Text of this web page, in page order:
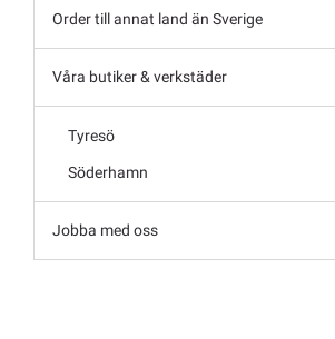
Order till annat land än Sverige
Våra butiker & verkstäder
Tyresö
Söderhamn
Jobba med oss